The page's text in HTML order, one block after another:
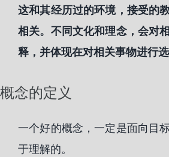
这和其经历过的环境，接受的
相关。不同文化和理念，会对
释，并体现在对相关事物进行选
概念的定义
一个好的概念，一定是面向目
于理解的。